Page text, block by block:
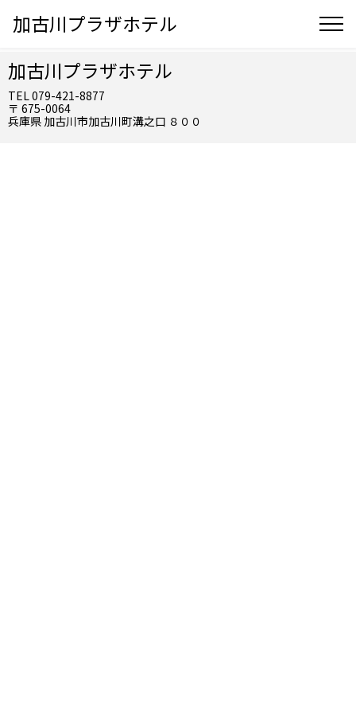
加古川プラザホテル
加古川プラザホテル
TEL 079-421-8877
〒 675-0064
兵庫県 加古川市加古川町溝之口 ８００